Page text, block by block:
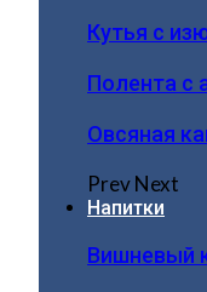
Кутья с
Полента с
Овсяная
PrevNext
Напитки
Вишневый